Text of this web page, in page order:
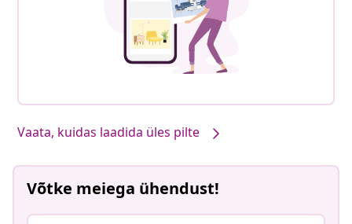
Vaata, kuidas laadida üles pilte
Võtke meiega ühendust!